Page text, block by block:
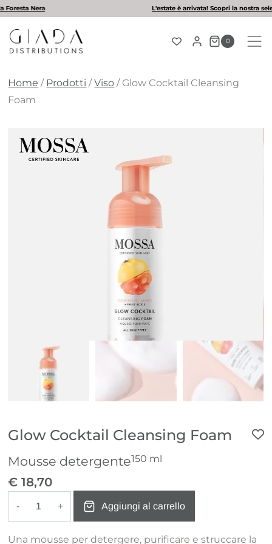
Salta
contenuto
L'estate è arrivata! Scopri la nostra selezione di solari
0
Home / Prodotti /Viso / Glow Cocktail Cleansing
Foam
Glow Cocktail Cleansing Foam
Mousse detergente150 ml
€ 18,70
Aggiungi al carrello
Una mousse per detergere, purificare e struccare la